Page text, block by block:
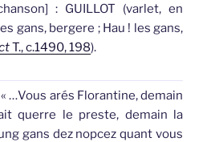
: GUILLOT (varlet, en
gans, bergere ; Hau ! lesgans,
T., c.1490, 198).
…Vous arés Florantine, demain
querre le preste, demain la
gans dez nopcez quant vous